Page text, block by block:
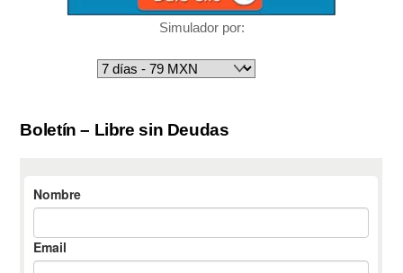
Simulador por:
Boletín – Libre sin Deudas